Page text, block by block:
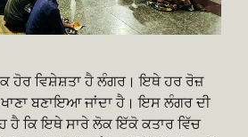
ਹੋਰ ਵਿਸ਼ੇਸ਼ਤਾ ਹੈ ਲੰਗਰ। ਇਥੇ ਹਰ ਰੋਜ਼
ਬਣਾਇਆ ਜਾਂਦਾ ਹੈ। ਇਸ ਲੰਗਰ ਦੀ
ਹੈ ਕਿ ਇਥੇ ਸਾਰੇ ਲੋਕ ਇੱਕੋ ਕਤਾਰ ਵਿੱਚ